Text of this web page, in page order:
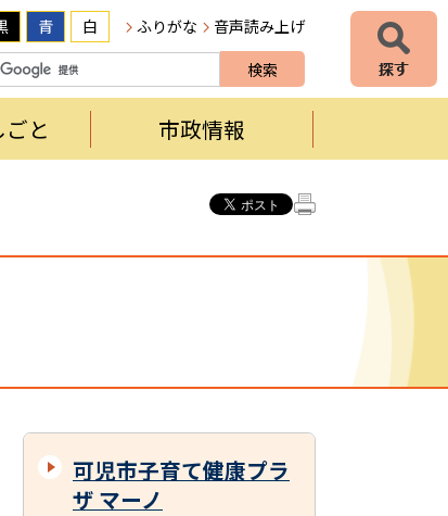
青 白 ふりがな 音声読み上げ
と 市政情報
可児市子育て健康プラ
ザ マーノ